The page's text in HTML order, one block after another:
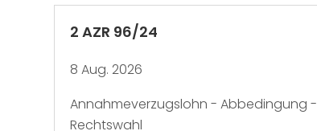
2 AZR 96/24
8 Aug. 2026
Annahmeverzugslohn - Abbedingung -
Rechtswahl